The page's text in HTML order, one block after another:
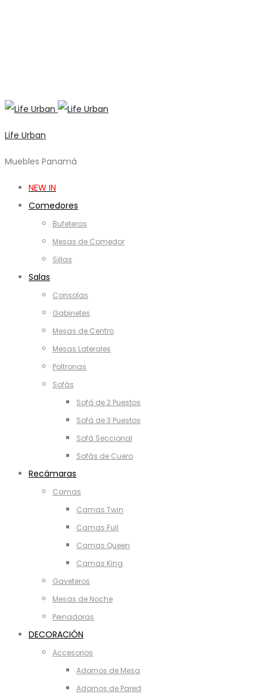
Life Urban
Muebles Panamá
NEW IN
Comedores
Bufeteras
Mesas de Comedor
Sillas
Salas
Consolas
Gabinetes
Mesas de Centro
Mesas Laterales
Poltronas
Sofás
Sofá de 2 Puestos
Sofá de 3 Puestos
Sofá Seccional
Sofás de Cuero
Recámaras
Camas
Camas Twin
Camas Full
Camas Queen
Camas King
Gaveteros
Mesas de Noche
Peinadoras
DECORACIÓN
Accesorios
Adornos de Mesa
Adornos de Pared